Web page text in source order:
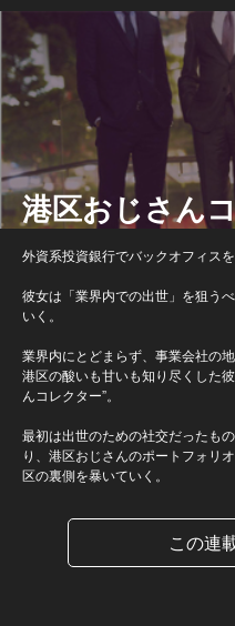
港区おじさん
外資系投資銀行でバックオフィス
彼女は「業界内での出世」を狙う
いく。
業界内にとどまらず、事業会社の
港区の酸いも甘いも知り尽くした
んコレクター”。
最初は出世のための社交だったも
り、港区おじさんのポートフォリ
区の裏側を暴いていく。
この連